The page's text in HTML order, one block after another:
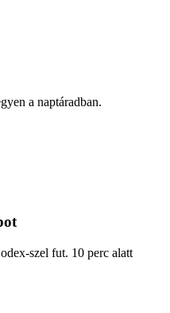
a naptáradban.
szel fut. 10 perc alatt